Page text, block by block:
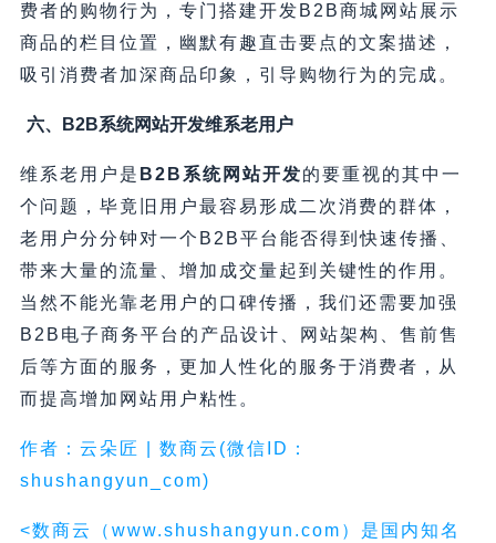
费者的购物行为，专门搭建开发B2B商城网站展示
商品的栏目位置，幽默有趣直击要点的文案描述，
吸引消费者加深商品印象，引导购物行为的完成。
六、B2B系统网站开发维系老用户
维系老用户是 B2B系统网站开发的要重视的其中一
个问题，毕竟旧用户最容易形成二次消费的群体，
老用户分分钟对一个B2B平台能否得到快速传播、
带来大量的流量、增加成交量起到关键性的作用。
当然不能光靠老用户的口碑传播，我们还需要加强
B2B电子商务平台的产品设计、网站架构、售前售
后等方面的服务，更加人性化的服务于消费者，从
而提高增加网站用户粘性。
作者：云朵匠 | 数商云(微信ID：
shushangyun_com)
<数商云（www.shushangyun.com）是国内知名